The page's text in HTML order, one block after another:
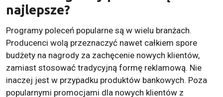
najlepsze?
Programy poleceń popularne są w wielu branżach.
Producenci wolą przeznaczyć nawet całkiem spore
budżety na nagrody za zachęcenie nowych klientów,
zamiast stosować tradycyjną formę reklamową. Nie
inaczej jest w przypadku produktów bankowych. Poza
popularnymi promocjami dla nowych klientów z